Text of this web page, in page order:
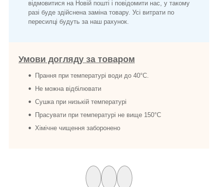
відмовитися на Новій пошті і повідомити нас, у такому
разі буде здійснена заміна товару. Усі витрати по
пересилці будуть за наш рахунок.
Умови догляду за товаром
Прання при температурі води до 40°C.
Не можна відбілювати
Сушка при низькій температурі
Прасувати при температурі не вище 150°C
Хімічне чищення заборонено